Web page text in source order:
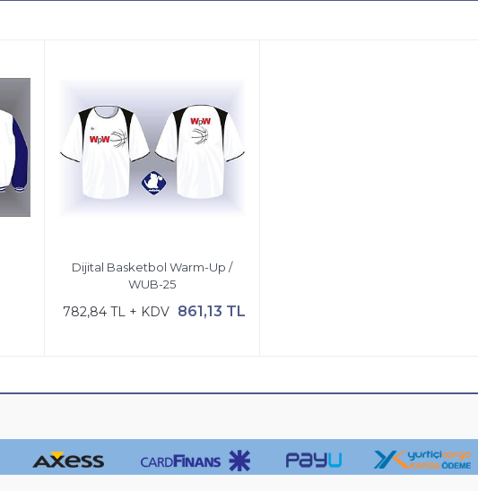
Dijital Basketbol Warm-Up /
WUB-25
782,84 TL + KDV 861,13 TL